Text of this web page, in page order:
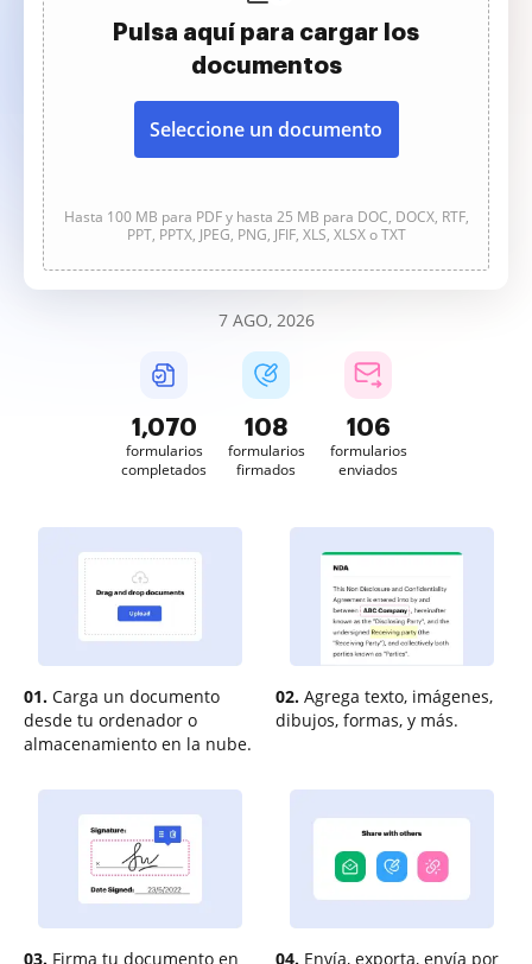
Pulsa aquí para cargar los
documentos
Seleccione un documento
Hasta 100 MB para PDF y hasta 25 MB para DOC, DOCX, RTF,
PPT, PPTX, JPEG, PNG, JFIF, XLS, XLSX o TXT
7 AGO, 2026
1,070
formularios
completados
108
formularios
firmados
106
formularios
enviados
01. Carga un documento
desde tu ordenador o
almacenamiento en la nube.
02. Agrega texto, imágenes,
dibujos, formas, y más.
03. Firma tu documento en
04. Envía, exporta, envía por